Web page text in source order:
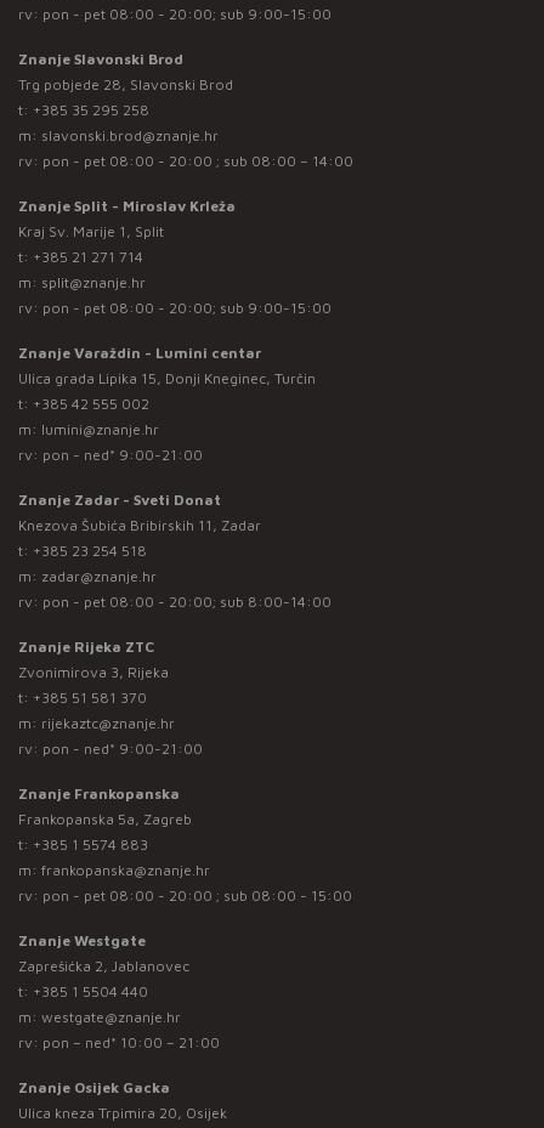
rv: pon - pet 08:00 - 20:00; sub 9:00-15:00
Znanje Slavonski Brod
Trg pobjede 28, Slavonski Brod
t: +385 35 295 258
m: slavonski.brod@znanje.hr
rv: pon - pet 08:00 - 20:00 ; sub 08:00 – 14:00
Znanje Split - Miroslav Krleža
Kraj Sv. Marije 1, Split
t: +385 21 271 714
m: split@znanje.hr
rv: pon - pet 08:00 - 20:00; sub 9:00-15:00
Znanje Varaždin - Lumini centar
Ulica grada Lipika 15, Donji Kneginec, Turčin
t: +385 42 555 002
m: lumini@znanje.hr
rv: pon - ned* 9:00-21:00
Znanje Zadar - Sveti Donat
Knezova Šubića Bribirskih 11, Zadar
t: +385 23 254 518
m: zadar@znanje.hr
rv: pon - pet 08:00 - 20:00; sub 8:00-14:00
Znanje Rijeka ZTC
Zvonimirova 3, Rijeka
t: +385 51 581 370
m: rijekaztc@znanje.hr
rv: pon - ned* 9:00-21:00
Znanje Frankopanska
Frankopanska 5a, Zagreb
t: +385 1 5574 883
m: frankopanska@znanje.hr
rv: pon - pet 08:00 - 20:00 ; sub 08:00 - 15:00
Znanje Westgate
Zaprešićka 2, Jablanovec
t: +385 1 5504 440
m: westgate@znanje.hr
rv: pon – ned* 10:00 – 21:00
Znanje Osijek Gacka
Ulica kneza Trpimira 20, Osijek